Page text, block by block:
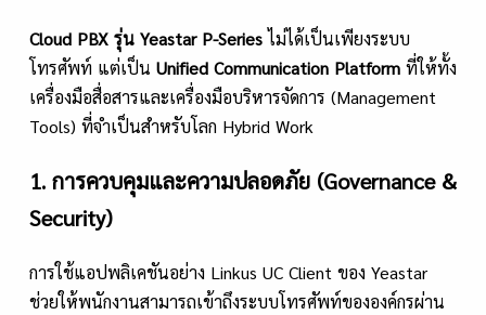
Cloud PBX รุ่น Yeastar P-Seriesไม่ได้เป็นเพียงระบบ
โทรศัพท์ แต่เป็น Unified Communication Platform ที่ให้ทั้ง
เครื่องมือสื่อสารและเครื่องมือบริหารจัดการ (Management
Tools) ที่จำเป็นสำหรับโลก Hybrid Work
1. การควบคุมและความปลอดภัย (Governance &
Security)
การใช้แอปพลิเคชันอย่าง Linkus UC Client ของ Yeastar
ช่วยให้พนักงานสามารถเข้าถึงระบบโทรศัพท์ขององค์กรผ่าน